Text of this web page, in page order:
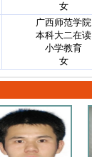
女
广西师范学院
本科大二在读
小学教育
女